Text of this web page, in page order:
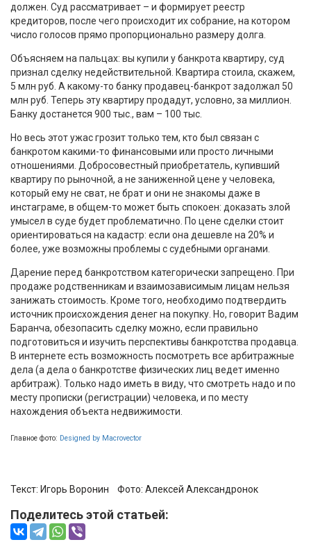
должен. Суд рассматривает – и формирует реестр
кредиторов, после чего происходит их собрание, на котором
число голосов прямо пропорционально размеру долга.
Объясняем на пальцах: вы купили у банкрота квартиру, суд
признал сделку недействительной. Квартира стоила, скажем,
5 млн руб. А какому-то банку продавец-банкрот задолжал 50
млн руб. Теперь эту квартиру продадут, условно, за миллион.
Банку достанется 900 тыс., вам – 100 тыс.
Но весь этот ужас грозит только тем, кто был связан с
банкротом какими-то финансовыми или просто личными
отношениями. Добросовестный приобретатель, купивший
квартиру по рыночной, а не заниженной цене у человека,
который ему не сват, не брат и они не знакомы даже в
инстаграме, в общем-то может быть спокоен: доказать злой
умысел в суде будет проблематично. По цене сделки стоит
ориентироваться на кадастр: если она дешевле на 20% и
более, уже возможны проблемы с судебными органами.
Дарение перед банкротством категорически запрещено. При
продаже родственникам и взаимозависимым лицам нельзя
занижать стоимость. Кроме того, необходимо подтвердить
источник происхождения денег на покупку. Но, говорит Вадим
Баранча, обезопасить сделку можно, если правильно
подготовиться и изучить перспективы банкротства продавца.
В интернете есть возможность посмотреть все арбитражные
дела (а дела о банкротстве физических лиц ведет именно
арбитраж). Только надо иметь в виду, что смотреть надо и по
месту прописки (регистрации) человека, и по месту
нахождения объекта недвижимости.
Главное фото: Designed by Macrovector
Текст: Игорь Воронин Фото: Алексей Александронок
Поделитесь этой статьей: